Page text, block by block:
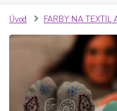
Úvod FARBY NA TEXTIL